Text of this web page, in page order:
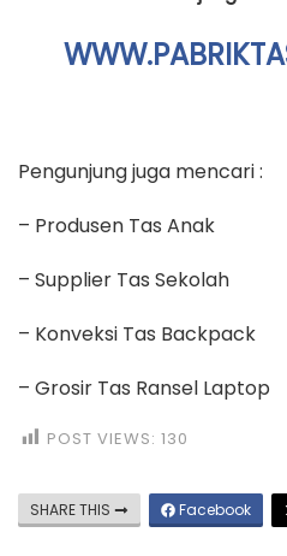
Pengunjung juga mencari :
– Produsen Tas Anak
– Supplier Tas Sekolah
– Konveksi Tas Backpack
– Grosir Tas Ransel Laptop
POST VIEWS: 130
SHARE THIS Facebook